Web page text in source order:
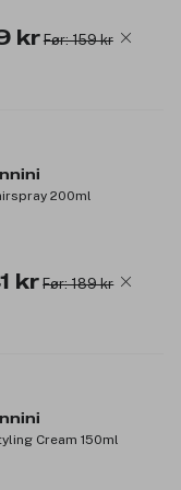
metaller og mineraler
i håret. Frizz Fix
krFør: 159 kr
200ml
kr Før: 189 kr
Cream 150ml